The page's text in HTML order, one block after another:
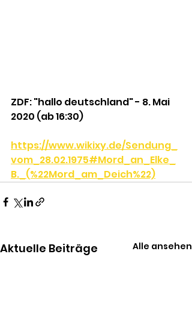
ZDF: "hallo deutschland" - 8. Mai
2020 (ab 16:30)
https://www.wikixy.de/Sendung_
vom_28.02.1975#Mord_an_Elke_
B._(%22Mord_am_Deich%22)
Aktuelle Beiträge Alle ansehen